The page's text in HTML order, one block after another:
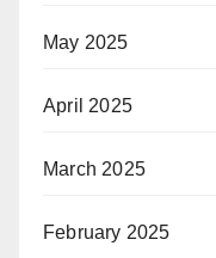
May 2025
April 2025
March 2025
February 2025